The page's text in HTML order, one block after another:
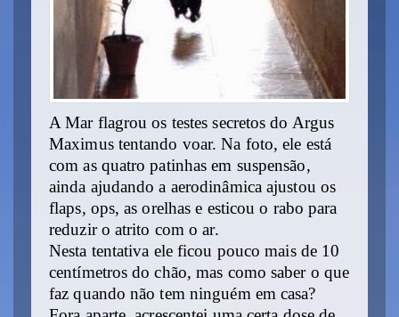
A Mar flagrou os testes secretos do Argus
Maximus tentando voar. Na foto, ele está
com as quatro patinhas em suspensão,
ainda ajudando a aerodinâmica ajustou os
flaps, ops, as orelhas e esticou o rabo para
reduzir o atrito com o ar.
Nesta tentativa ele ficou pouco mais de 10
centímetros do chão, mas como saber o que
faz quando não tem ninguém em casa?